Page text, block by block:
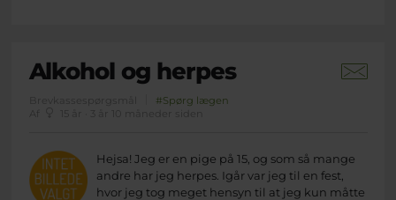
Alkohol og herpes
Brevkassespørgsmål
#Spørg lægen
Af
15 år · 3 år 10 måneder siden
Hejsa! Jeg er en pige på 15, og som så mange
andre har jeg herpes. Igår var jeg til en fest,
hvor jeg tog meget hensyn til at jeg kun måtte